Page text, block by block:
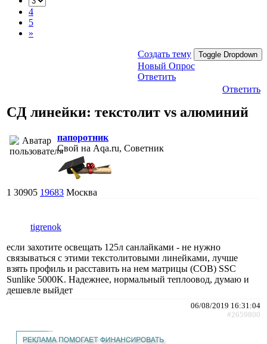
4
5
»
Создать тему Toggle Dropdown
Новый Опрос
Ответить
Ответить
CД линейки: текстолит vs алюминий
папоротник
Свой на Aqa.ru, Советник
1 30905 19683 Москва
tigrenok
если захотите освещать 125л санлайками - не нужно
связываться с этими текстолитовыми линейками, лучше
взять профиль и расставить на нем матрицы (COB) SSC
Sunlike 5000K. Надежнее, нормальный теплоовод, думаю и
дешевле выйдет
06/08/2019 16:31:04
#2659800